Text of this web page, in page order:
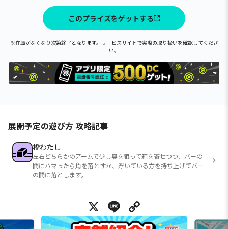
このプライズをゲットする
※在庫がなくなり次第終了となります。サービスサイトで実際の取り扱いを確認してくださ
い。
展開予定の遊び方 攻略記事
橋わたし
左右どちらかのアームで少し奥を狙って箱を寄せつつ、バーの
間にハマったら角を落とすか、浮いている方を持ち上げてバー
の間に落とします。
X Line